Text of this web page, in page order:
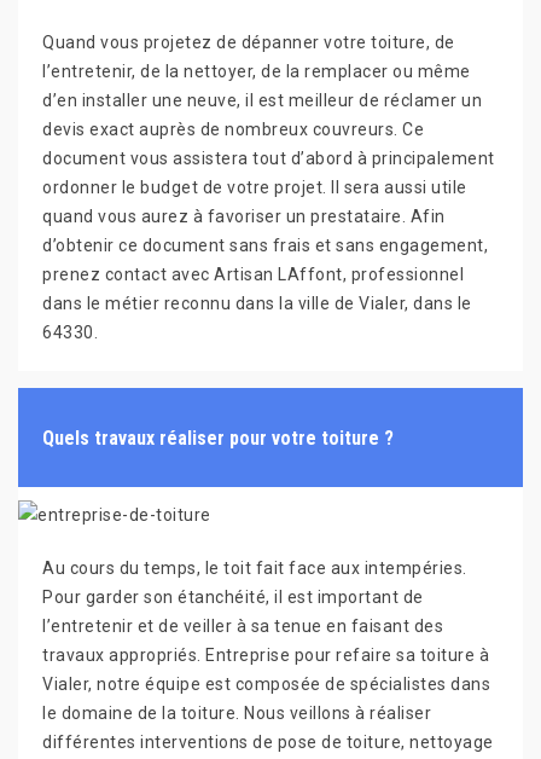
Quand vous projetez de dépanner votre toiture, de
l’entretenir, de la nettoyer, de la remplacer ou même
d’en installer une neuve, il est meilleur de réclamer un
devis exact auprès de nombreux couvreurs. Ce
document vous assistera tout d’abord à principalement
ordonner le budget de votre projet. Il sera aussi utile
quand vous aurez à favoriser un prestataire. Afin
d’obtenir ce document sans frais et sans engagement,
prenez contact avec Artisan LAffont, professionnel
dans le métier reconnu dans la ville de Vialer, dans le
64330.
Quels travaux réaliser pour votre toiture ?
Au cours du temps, le toit fait face aux intempéries.
Pour garder son étanchéité, il est important de
l’entretenir et de veiller à sa tenue en faisant des
travaux appropriés. Entreprise pour refaire sa toiture à
Vialer, notre équipe est composée de spécialistes dans
le domaine de la toiture. Nous veillons à réaliser
différentes interventions de pose de toiture, nettoyage